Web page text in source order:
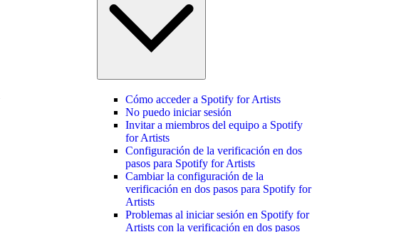
Cómo acceder a Spotify for Artists
No puedo iniciar sesión
Invitar a miembros del equipo a Spotify
for Artists
Configuración de la verificación en dos
pasos para Spotify for Artists
Cambiar la configuración de la
verificación en dos pasos para Spotify for
Artists
Problemas al iniciar sesión en Spotify for
Artists con la verificación en dos pasos